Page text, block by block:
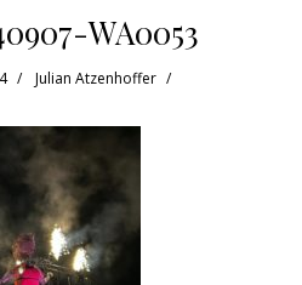
WA0053
Julian Atzenhoffer